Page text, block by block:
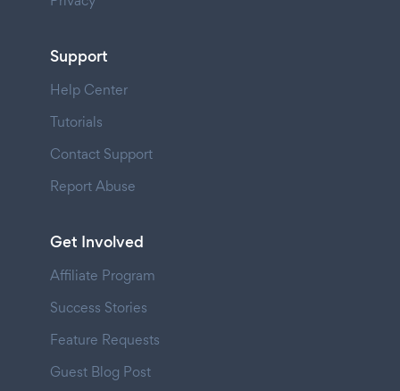
Support
Help Center
Tutorials
Contact Support
Report Abuse
Get Involved
Affiliate Program
Success Stories
Feature Requests
Guest Blog Post